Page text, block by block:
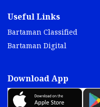
Useful Links
Bartaman Classified
Bartaman Digital
Download App